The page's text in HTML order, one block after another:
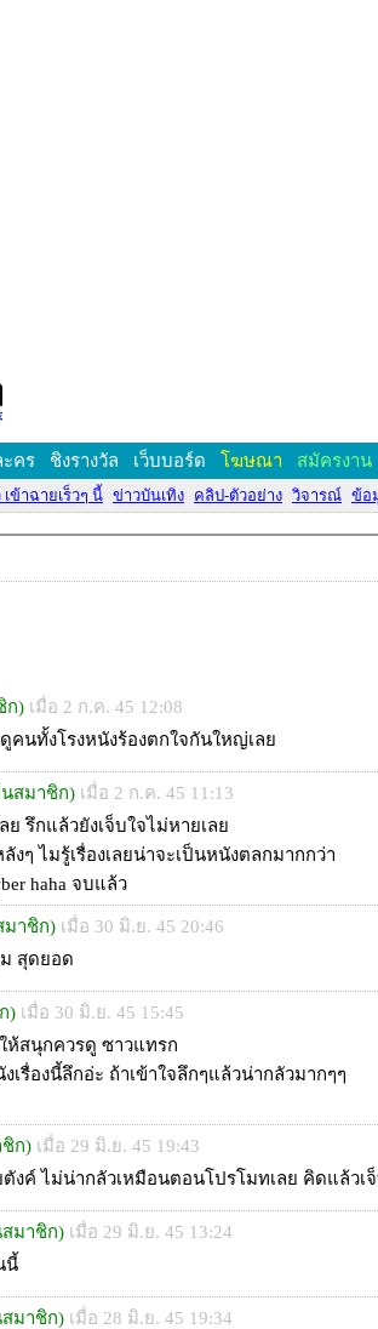
ะคร ชิงรางวัล เว็บบอร์ด โฆษณา สมัครงาน
ข้าฉายเร็วๆ นี้ ข่าวบันเทิง คลิป-ตัวอย่าง วิจารณ์ ข้อ
ก) เมื่อ 2 ก.ค. 45 12:08
คนทั้งโรงหนังร้องตกใจกันใหญ่เลย
สมาชิก) เมื่อ 2 ก.ค. 45 11:13
ย รึกแล้วยังเจ็บใจไม่หายเลย
งๆ ไมรู้เรื่องเลยน่าจะเป็นหนังตลกมากกว่า
haha จบแล้ว
มาชิก) เมื่อ 30 มิ.ย. 45 20:46
สุดยอด
) เมื่อ 30 มิ.ย. 45 15:45
ห้สนุกควรดู ซาวแทรก
เรื่องนี้ลึกอ่ะ ถ้าเข้าใจลึกๆแล้วน่ากลัวมากๆๆ
ชิก) เมื่อ 29 มิ.ย. 45 19:43
ตังค์ ไม่น่ากลัวเหมือนตอนโปรโมทเลย คิดแล้วเจ็
มาชิก) เมื่อ 29 มิ.ย. 45 13:24
นี้
มาชิก) เมื่อ 28 มิ.ย. 45 19:34